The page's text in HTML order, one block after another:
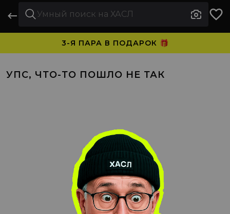
3-Я ПАРА В ПОДАРОК 🎁
УПС, ЧТО-ТО ПОШЛО НЕ ТАК